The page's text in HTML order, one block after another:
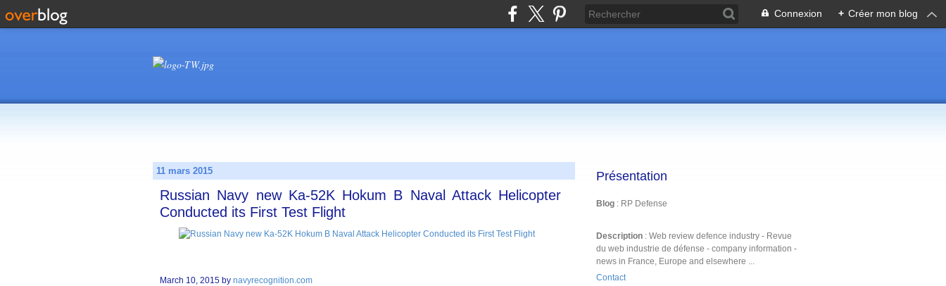
Connexion + Créer mon blog
11 mars 2015
Russian Navy new Ka-52K Hokum B Naval Attack Helicopter
Conducted its First Test Flight
March 10, 2015 by navyrecognition.com
Présentation
Blog : RP Defense
Description : Web review defence industry - Revue
du web industrie de défense - company information -
news in France, Europe and elsewhere ...
Contact